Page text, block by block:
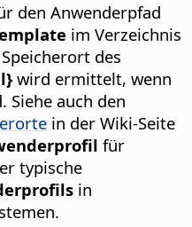
den Anwenderpfad
im Verzeichnis
des
wird ermittelt, wenn
auch den
in der Wiki-Seite
für
typische
in